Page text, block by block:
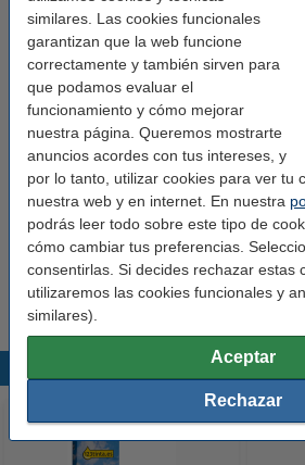
similares. Las cookies funcionales
garantizan que la web funcione
correctamente y también sirven para
que podamos evaluar el
funcionamiento y cómo mejorar
nuestra página. Queremos mostrarte
anuncios acordes con tus intereses, y
por lo tanto, utilizar cookies para ver tu
nuestra web y en internet. En nuestra
podrás leer todo sobre este tipo de
cómo cambiar tus preferencias.
consentirlas. Si decides rechazar estas
utilizaremos las cookies funcionales y
similares).
Aceptar
Rechazar
Código EAN: 8718237043852
Núm fábrica: S0722460
Pack ahorro
Pack: 10x Dymo S0722460/
para carpetas (marca 123tinta)
67,50 €
Consejo
Recomendamos comprar este artículo en
Productos